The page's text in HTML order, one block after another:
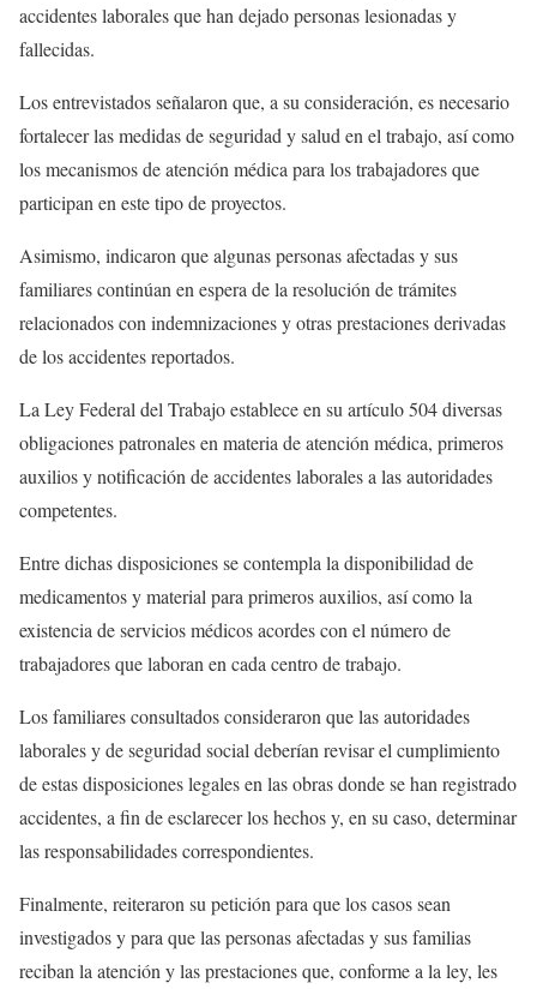
accidentes laborales que han dejado personas lesionadas y
fallecidas.
Los entrevistados señalaron que, a su consideración, es necesario
fortalecer las medidas de seguridad y salud en el trabajo, así como
los mecanismos de atención médica para los trabajadores que
participan en este tipo de proyectos.
Asimismo, indicaron que algunas personas afectadas y sus
familiares continúan en espera de la resolución de trámites
relacionados con indemnizaciones y otras prestaciones derivadas
de los accidentes reportados.
La Ley Federal del Trabajo establece en su artículo 504 diversas
obligaciones patronales en materia de atención médica, primeros
auxilios y notificación de accidentes laborales a las autoridades
competentes.
Entre dichas disposiciones se contempla la disponibilidad de
medicamentos y material para primeros auxilios, así como la
existencia de servicios médicos acordes con el número de
trabajadores que laboran en cada centro de trabajo.
Los familiares consultados consideraron que las autoridades
laborales y de seguridad social deberían revisar el cumplimiento
de estas disposiciones legales en las obras donde se han registrado
accidentes, a fin de esclarecer los hechos y, en su caso, determinar
las responsabilidades correspondientes.
Finalmente, reiteraron su petición para que los casos sean
investigados y para que las personas afectadas y sus familias
reciban la atención y las prestaciones que, conforme a la ley, les